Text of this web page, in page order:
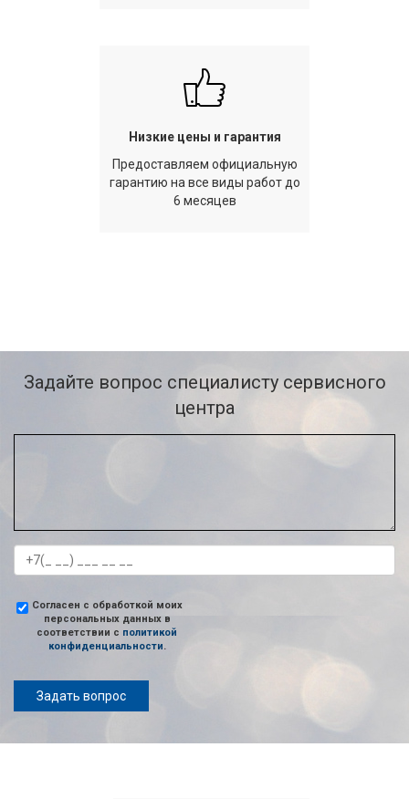
Низкие цены и гарантия
Предоставляем официальную
гарантию на все виды работ до
6 месяцев
Задайте вопрос специалисту сервисного
центра
Согласен с обработкой моих
персональных данных в
соответствии с политикой
конфиденциальности.
Задать вопрос